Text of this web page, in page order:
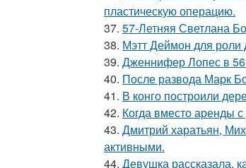
пластическую операцию.
37. 57-Летняя Светлана
38. Мэтт Деймон для роли
39. Дженнифер Лопес в 56
40. После развода Марк
41. В конго построили
42. Когда вместо аренды
43. Дмитрий харатьян,
активными.
44. Девушка рассказала,